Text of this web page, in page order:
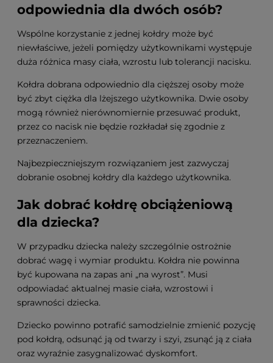
odpowiednia dla dwóch osób?
Wspólne korzystanie z jednej kołdry może być
niewłaściwe, jeżeli pomiędzy użytkownikami występuje
duża różnica masy ciała, wzrostu lub tolerancji nacisku.
Kołdra dobrana odpowiednio dla cięższej osoby może
być zbyt ciężka dla lżejszego użytkownika. Dwie osoby
mogą również nierównomiernie przesuwać produkt,
przez co nacisk nie będzie rozkładał się zgodnie z
przeznaczeniem.
Najbezpieczniejszym rozwiązaniem jest zazwyczaj
dobranie osobnej kołdry dla każdego użytkownika.
Jak dobrać kołdrę obciążeniową
dla dziecka?
W przypadku dziecka należy szczególnie ostrożnie
dobrać wagę i wymiar produktu. Kołdra nie powinna
być kupowana na zapas ani „na wyrost”. Musi
odpowiadać aktualnej masie ciała, wzrostowi i
sprawności dziecka.
Dziecko powinno potrafić samodzielnie zmienić pozycję
pod kołdrą, odsunąć ją od twarzy i szyi, zsunąć ją z ciała
oraz wyraźnie zasygnalizować dyskomfort.